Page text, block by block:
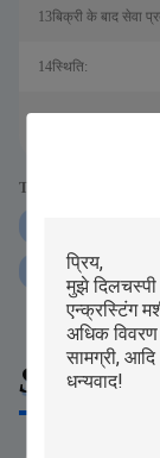
13बिक्री के बाद सेवा
14स्थि‍ति:
Tags:
99 पीसीएस मिनट भरा
Similar